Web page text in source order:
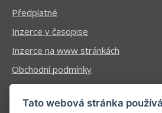
Předplatné
Inzerce v časopise
Inzerce na www stránkách
Obchodní podmínky
Ochrana osobních údajů
Tato webová stránka